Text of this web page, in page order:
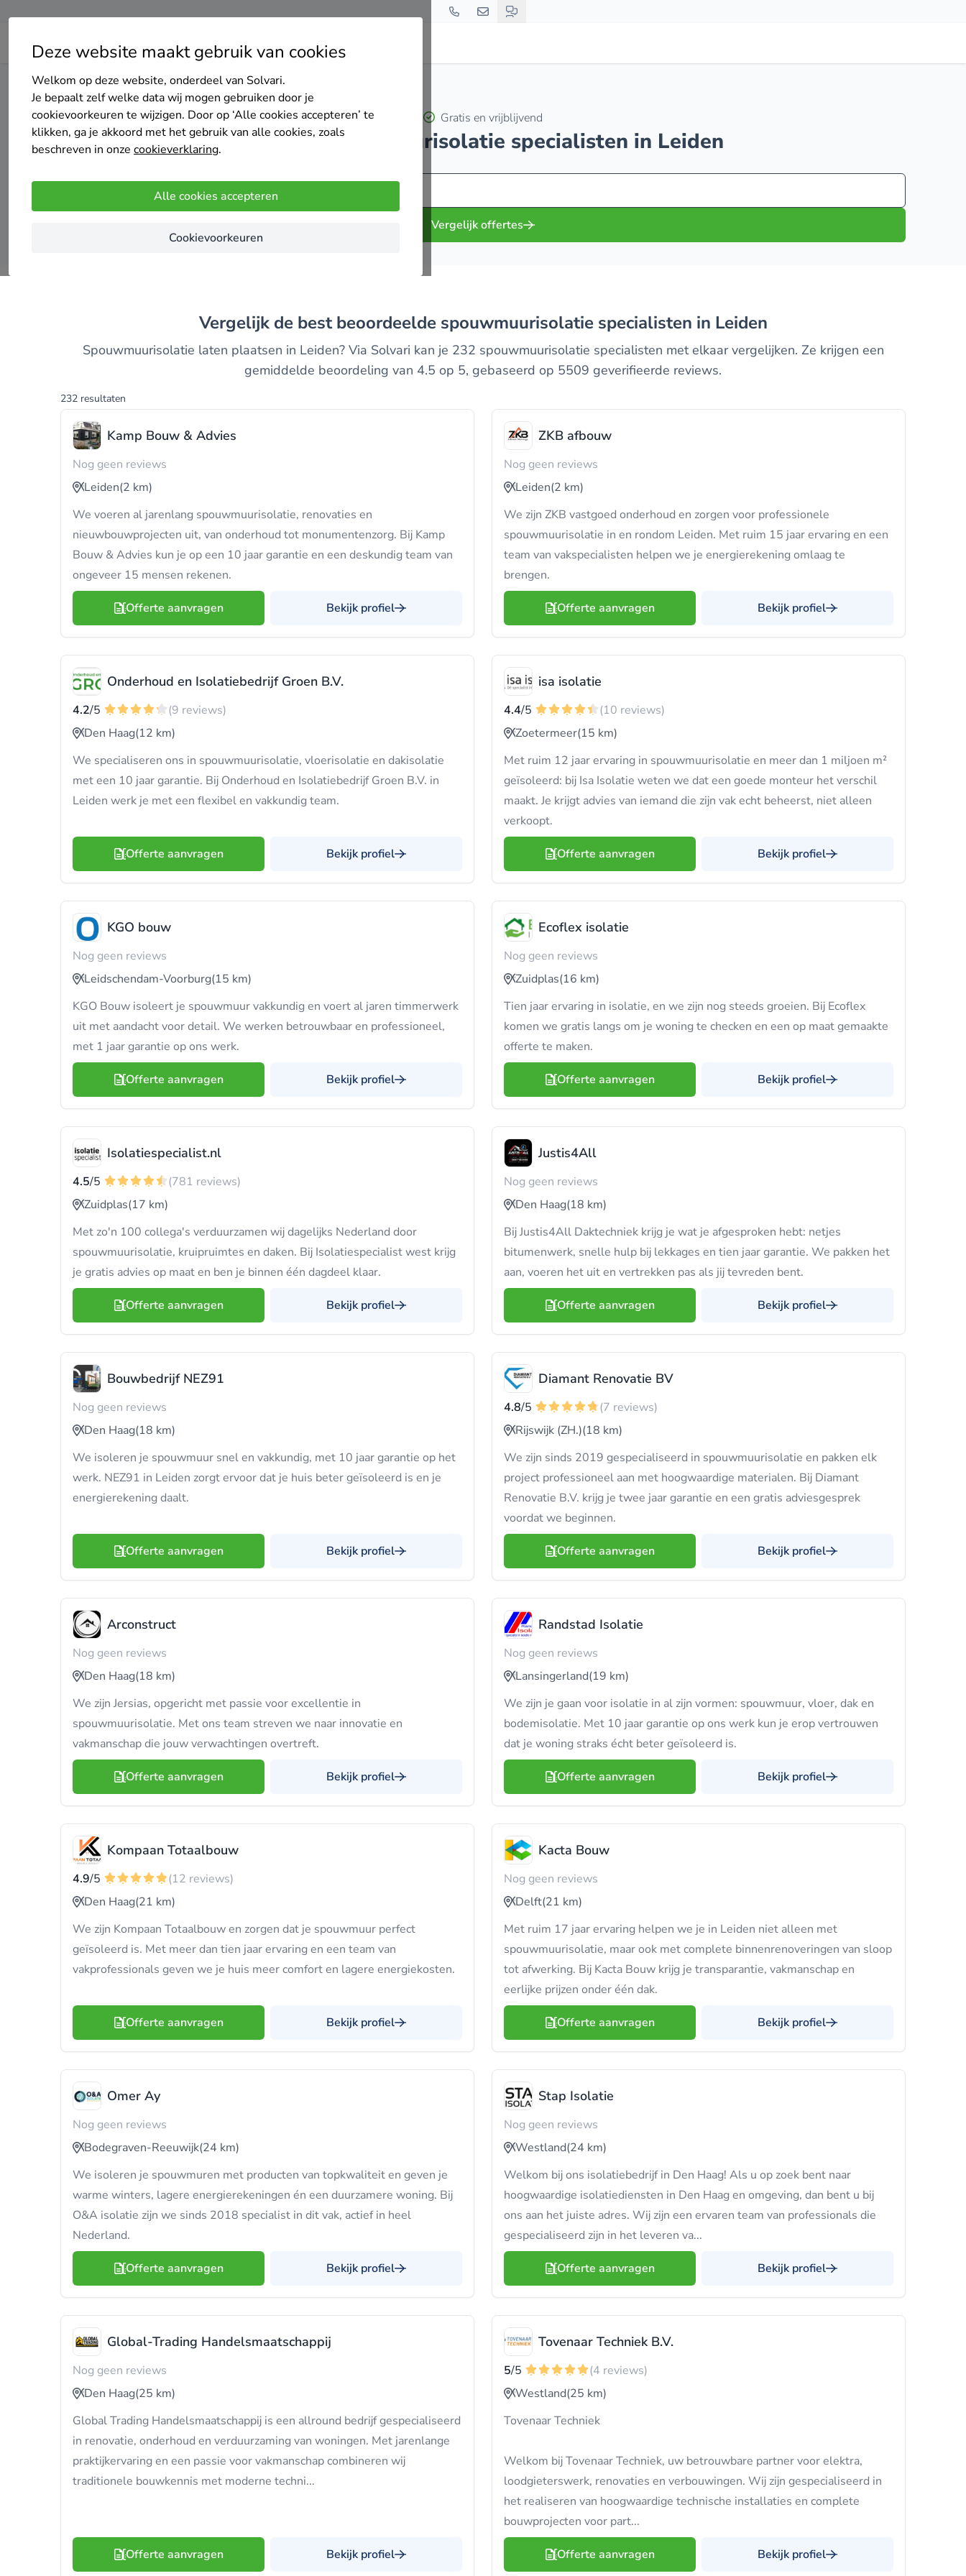
Deze website maakt gebruik van cookies
Welkom op deze website, onderdeel van Solvari.
Je bepaalt zelf welke data wij mogen gebruiken door je
cookievoorkeuren te wijzigen. Door op ‘Alle cookies accepteren’ te
klikken, ga je akkoord met het gebruik van alle cookies, zoals
beschreven in onze cookieverklaring.
Alle cookies accepteren
Cookievoorkeuren
Home Spouwmuurisolatie Zuid-Holland Leiden
Gratis en vrijblijvend
Top 20 spouwmuurisolatie specialisten in Leiden
Vergelijk offertes
Vergelijk de best beoordeelde spouwmuurisolatie specialisten in Leiden
Spouwmuurisolatie laten plaatsen in Leiden? Via Solvari kan je 232 spouwmuurisolatie specialisten met elkaar vergelijken. Ze krijgen een
gemiddelde beoordeling van 4.5 op 5, gebaseerd op 5509 geverifieerde reviews.
232 resultaten
Kamp Bouw & Advies
Nog geen reviews
Leiden(2 km)
We voeren al jarenlang spouwmuurisolatie, renovaties en
nieuwbouwprojecten uit, van onderhoud tot monumentenzorg. Bij Kamp
Bouw & Advies kun je op een 10 jaar garantie en een deskundig team van
ongeveer 15 mensen rekenen.
Offerte aanvragen Bekijk profiel
ZKB afbouw
Nog geen reviews
Leiden(2 km)
We zijn ZKB vastgoed onderhoud en zorgen voor professionele
spouwmuurisolatie in en rondom Leiden. Met ruim 15 jaar ervaring en een
team van vakspecialisten helpen we je energierekening omlaag te
brengen.
Offerte aanvragen Bekijk profiel
Onderhoud en Isolatiebedrijf Groen B.V.
4.2/5
(9 reviews)
Den Haag(12 km)
We specialiseren ons in spouwmuurisolatie, vloerisolatie en dakisolatie
met een 10 jaar garantie. Bij Onderhoud en Isolatiebedrijf Groen B.V. in
Leiden werk je met een flexibel en vakkundig team.
Offerte aanvragen Bekijk profiel
isa isolatie
4.4/5
(10 reviews)
Zoetermeer(15 km)
Met ruim 12 jaar ervaring in spouwmuurisolatie en meer dan 1 miljoen m²
geïsoleerd: bij Isa Isolatie weten we dat een goede monteur het verschil
maakt. Je krijgt advies van iemand die zijn vak echt beheerst, niet alleen
verkoopt.
Offerte aanvragen Bekijk profiel
KGO bouw
Nog geen reviews
Leidschendam-Voorburg(15 km)
KGO Bouw isoleert je spouwmuur vakkundig en voert al jaren timmerwerk
uit met aandacht voor detail. We werken betrouwbaar en professioneel,
met 1 jaar garantie op ons werk.
Offerte aanvragen Bekijk profiel
Ecoflex isolatie
Nog geen reviews
Zuidplas(16 km)
Tien jaar ervaring in isolatie, en we zijn nog steeds groeien. Bij Ecoflex
komen we gratis langs om je woning te checken en een op maat gemaakte
offerte te maken.
Offerte aanvragen Bekijk profiel
Isolatiespecialist.nl
4.5/5
(781 reviews)
Zuidplas(17 km)
Met zo'n 100 collega's verduurzamen wij dagelijks Nederland door
spouwmuurisolatie, kruipruimtes en daken. Bij Isolatiespecialist west krijg
je gratis advies op maat en ben je binnen één dagdeel klaar.
Offerte aanvragen Bekijk profiel
Justis4All
Nog geen reviews
Den Haag(18 km)
Bij Justis4All Daktechniek krijg je wat je afgesproken hebt: netjes
bitumenwerk, snelle hulp bij lekkages en tien jaar garantie. We pakken het
aan, voeren het uit en vertrekken pas als jij tevreden bent.
Offerte aanvragen Bekijk profiel
Bouwbedrijf NEZ91
Nog geen reviews
Den Haag(18 km)
We isoleren je spouwmuur snel en vakkundig, met 10 jaar garantie op het
werk. NEZ91 in Leiden zorgt ervoor dat je huis beter geïsoleerd is en je
energierekening daalt.
Offerte aanvragen Bekijk profiel
Diamant Renovatie BV
4.8/5
(7 reviews)
Rijswijk (ZH.)(18 km)
We zijn sinds 2019 gespecialiseerd in spouwmuurisolatie en pakken elk
project professioneel aan met hoogwaardige materialen. Bij Diamant
Renovatie B.V. krijg je twee jaar garantie en een gratis adviesgesprek
voordat we beginnen.
Offerte aanvragen Bekijk profiel
Arconstruct
Nog geen reviews
Den Haag(18 km)
We zijn Jersias, opgericht met passie voor excellentie in
spouwmuurisolatie. Met ons team streven we naar innovatie en
vakmanschap die jouw verwachtingen overtreft.
Offerte aanvragen Bekijk profiel
Randstad Isolatie
Nog geen reviews
Lansingerland(19 km)
We zijn je gaan voor isolatie in al zijn vormen: spouwmuur, vloer, dak en
bodemisolatie. Met 10 jaar garantie op ons werk kun je erop vertrouwen
dat je woning straks écht beter geïsoleerd is.
Offerte aanvragen Bekijk profiel
Kompaan Totaalbouw
4.9/5
(12 reviews)
Den Haag(21 km)
We zijn Kompaan Totaalbouw en zorgen dat je spouwmuur perfect
geïsoleerd is. Met meer dan tien jaar ervaring en een team van
vakprofessionals geven we je huis meer comfort en lagere energiekosten.
Offerte aanvragen Bekijk profiel
Kacta Bouw
Nog geen reviews
Delft(21 km)
Met ruim 17 jaar ervaring helpen we je in Leiden niet alleen met
spouwmuurisolatie, maar ook met complete binnenrenoveringen van sloop
tot afwerking. Bij Kacta Bouw krijg je transparantie, vakmanschap en
eerlijke prijzen onder één dak.
Offerte aanvragen Bekijk profiel
Omer Ay
Nog geen reviews
Bodegraven-Reeuwijk(24 km)
We isoleren je spouwmuren met producten van topkwaliteit en geven je
warme winters, lagere energierekeningen én een duurzamere woning. Bij
O&A isolatie zijn we sinds 2018 specialist in dit vak, actief in heel
Nederland.
Offerte aanvragen Bekijk profiel
Stap Isolatie
Nog geen reviews
Westland(24 km)
Welkom bij ons isolatiebedrijf in Den Haag! Als u op zoek bent naar
hoogwaardige isolatiediensten in Den Haag en omgeving, dan bent u bij
ons aan het juiste adres. Wij zijn een ervaren team van professionals die
gespecialiseerd zijn in het leveren va...
Offerte aanvragen Bekijk profiel
Global-Trading Handelsmaatschappij
Nog geen reviews
Den Haag(25 km)
Global Trading Handelsmaatschappij is een allround bedrijf gespecialiseerd
in renovatie, onderhoud en verduurzaming van woningen. Met jarenlange
praktijkervaring en een passie voor vakmanschap combineren wij
traditionele bouwkennis met moderne techni...
Offerte aanvragen Bekijk profiel
Tovenaar Techniek B.V.
5/5
(4 reviews)
Westland(25 km)
Tovenaar Techniek
Welkom bij Tovenaar Techniek, uw betrouwbare partner voor elektra,
loodgieterswerk, renovaties en verbouwingen. Wij zijn gespecialiseerd in
het realiseren van hoogwaardige technische installaties en complete
bouwprojecten voor part...
Offerte aanvragen Bekijk profiel